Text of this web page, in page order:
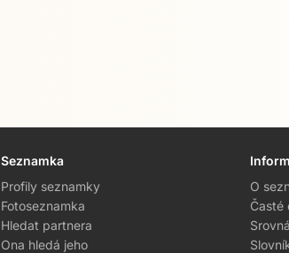
Seznamka
Profily seznamky
Fotoseznamka
Hledat partnera
Ona hledá jeho
O
Časté